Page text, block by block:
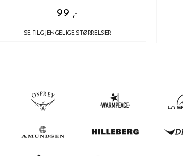
99 ,-
SE TILGJENGELIGE STØRRELSER